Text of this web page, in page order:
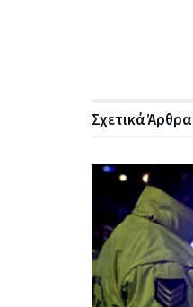
ΣχετικάΆρθρα